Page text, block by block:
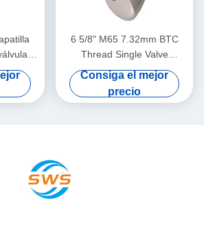
6 5/8" M65 7.32mm BTC
Thread Single Valve
Excentric Nose Float Shoe
Dedicado a las aplicaciones
de cementación en campos
Consiga el mejor
precio